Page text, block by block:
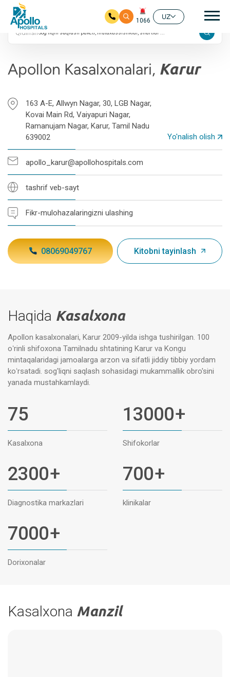
Asosiy mundarijaga
1066
UZ
reytingi
Qidirish
Apollon Kasalxonalari, Karur
163 A-E, Allwyn Nagar, 30, LGB Nagar,
Kovai Main Rd, Vaiyapuri Nagar,
Ramanujam Nagar, Karur, Tamil Nadu
639002
Yo'nalish olish
apollo_karur@apollohospitals.com
tashrif veb-sayt
Fikr-mulohazalaringizni ulashing
08069049767 Kitobni tayinlash
Haqida Kasalxona
Apollon kasalxonalari, Karur 2009-yilda ishga tushirilgan. 100
oʻrinli shifoxona Tamilnadu shtatining Karur va Kongu
mintaqalaridagi jamoalarga arzon va sifatli jiddiy tibbiy yordam
koʻrsatadi. sog'liqni saqlash sohasidagi mukammallik obro'sini
yanada mustahkamlaydi.
75
Kasalxona
13000+
Shifokorlar
2300+
Diagnostika markazlari
700+
klinikalar
7000+
Dorixonalar
Kasalxona Manzil